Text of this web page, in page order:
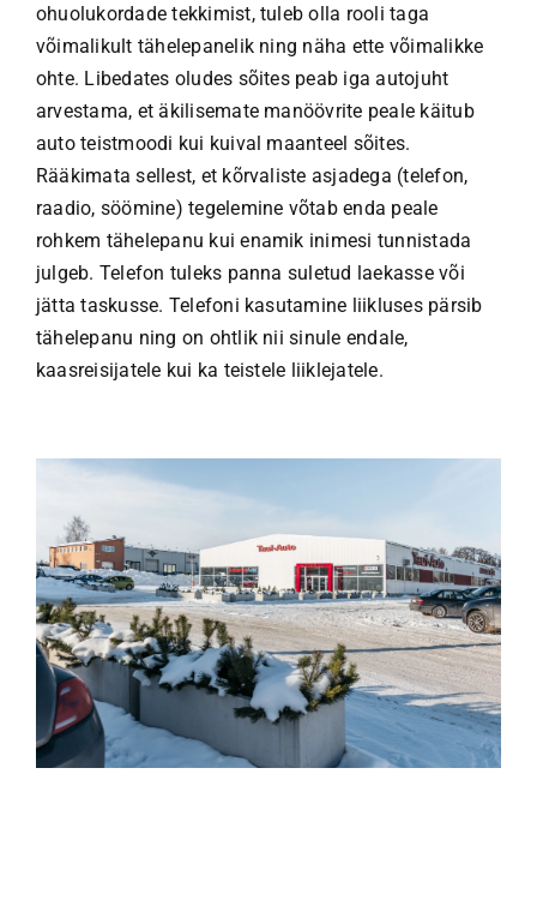
ohuolukordade tekkimist, tuleb olla rooli taga
võimalikult tähelepanelik ning näha ette võimalikke
ohte. Libedates oludes sõites peab iga autojuht
arvestama, et äkilisemate manöövrite peale käitub
auto teistmoodi kui kuival maanteel sõites.
Rääkimata sellest, et kõrvaliste asjadega (telefon,
raadio, söömine) tegelemine võtab enda peale
rohkem tähelepanu kui enamik inimesi tunnistada
julgeb. Telefon tuleks panna suletud laekasse või
jätta taskusse. Telefoni kasutamine liikluses pärsib
tähelepanu ning on ohtlik nii sinule endale,
kaasreisijatele kui ka teistele liiklejatele.